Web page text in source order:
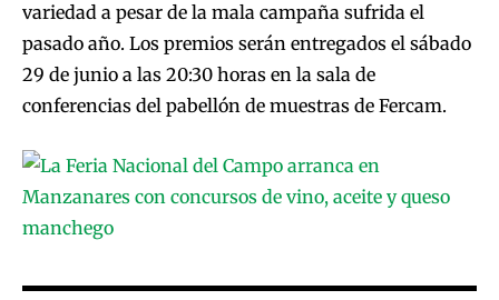
variedad a pesar de la mala campaña sufrida el
pasado año. Los premios serán entregados el sábado
29 de junio a las 20:30 horas en la sala de
conferencias del pabellón de muestras de Fercam.